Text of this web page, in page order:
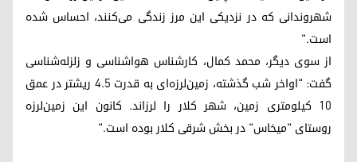
شهروندانی که در نزدیکی این مرز زندگی می‌کنند، احساس شده
است."
از سوی دیگر، محمد کمال، کارشناس هواشناسی و زلزله‌شناسی
گفت: "اواخر شب گذشته، زمین‌لرزه‌ای به قدرت ۴.۵ ریشتر در عمق
۱۰ کیلومتری زمین، شهر کلار را لرزاند. کانون این زمین‌لرزه
روستای "میخاس" در بخش شرقی کلار بوده است."